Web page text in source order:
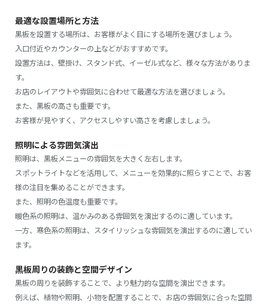
最適な設置場所と方法
黒板を設置する場所は、お客様がよく目にする場所を選びましょう。
入口付近やカウンターの上などがおすすめです。
設置方法は、壁掛け、スタンド式、イーゼル式など、様々な方法がありま
す。
お店のレイアウトや雰囲気に合わせて最適な方法を選びましょう。
また、黒板の高さも重要です。
お客様が見やすく、アクセスしやすい高さを考慮しましょう。
照明による雰囲気演出
照明は、黒板メニューの雰囲気を大きく左右します。
スポットライトなどを活用して、メニューを効果的に照らすことで、お客
様の注目を集めることができます。
また、照明の色温度も重要です。
暖色系の照明は、温かみのある雰囲気を演出するのに適しています。
一方、寒色系の照明は、スタイリッシュな雰囲気を演出するのに適してい
ます。
黒板周りの装飾と空間デザイン
黒板の周りを装飾することで、より魅力的な空間を演出できます。
例えば、植物や照明、小物を配置することで、お店の雰囲気に合った空間